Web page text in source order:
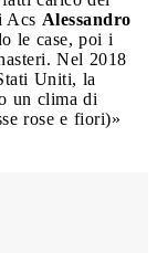
Acs Alessandro
le case, poi i
Nel 2018
Uniti, la
un clima di
rose e fiori)»